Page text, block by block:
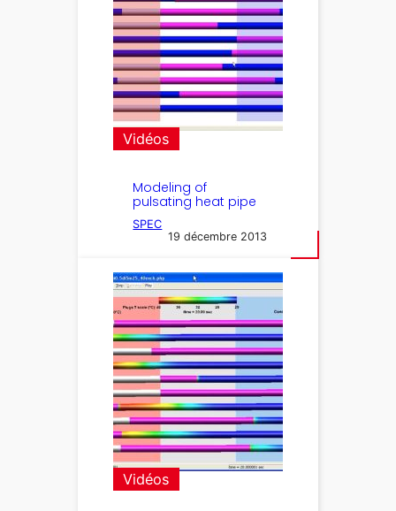
Vidéos
Modeling of
pulsating heat pipe
SPEC
19 décembre 2013
Vidéos